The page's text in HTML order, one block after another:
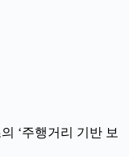
‘주행거리 기반 보